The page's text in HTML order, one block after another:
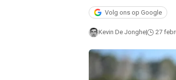
Volg ons op Google
Kevin De Jonghe 27